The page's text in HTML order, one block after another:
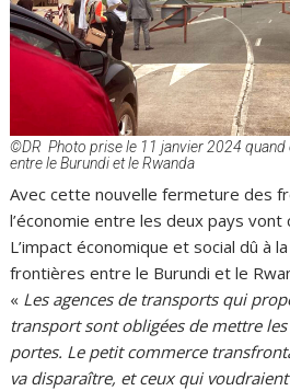
©DR Photo prise le 11 janvier 2024
entre le Burundi et le Rwanda
Avec cette nouvelle fermeture des
l’économie entre les deux pays
L’impact économique et social dû à
frontières entre le Burundi et le
« Les agences de transports qui
transport sont obligées de mettre
portes. Le petit commerce
va disparaître, et ceux qui